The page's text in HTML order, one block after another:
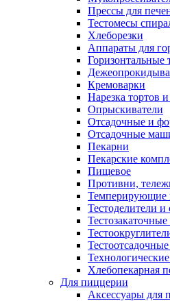
Прессы для
Тестомесы
Хлеборезки
Аппараты для
Горизонтальные
Кремоварки
Нарезка тортов
Опрыскиватели
Отсадочные и
Отсадочные
Пекарни
Пекарские
Пищевое
Противни,
Темперирующие
Тестоделители и
Хлебопекарная
Для пиццерии
Аксессуары для